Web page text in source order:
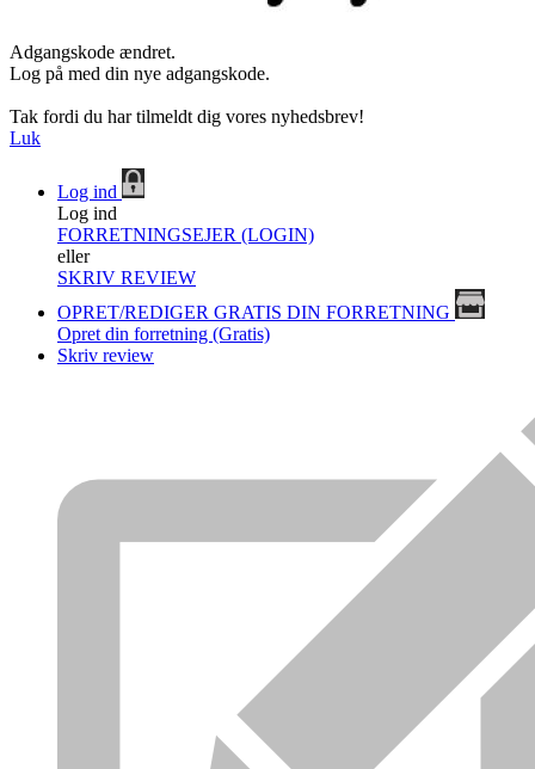
Adgangskode ændret.
Log på med din nye adgangskode.
Tak fordi du har tilmeldt dig vores nyhedsbrev!
Luk
Log ind
Log ind
FORRETNINGSEJER (LOGIN)
eller
SKRIV REVIEW
OPRET/REDIGER GRATIS DIN FORRETNING
Opret din forretning (Gratis)
Skriv review